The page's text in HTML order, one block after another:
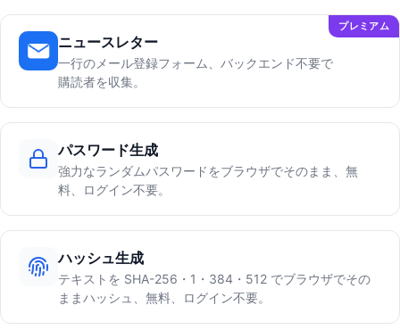
プレミアム
ニュースレター
一行のメール登録フォーム、バックエンド不要で
購読者を収集。
パスワード生成
強力なランダムパスワードをブラウザでそのまま、無
料、ログイン不要。
ハッシュ生成
テキストを SHA-256・1・384・512 でブラウザでその
ままハッシュ、無料、ログイン不要。